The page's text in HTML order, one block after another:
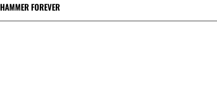
HAMMER FOREVER